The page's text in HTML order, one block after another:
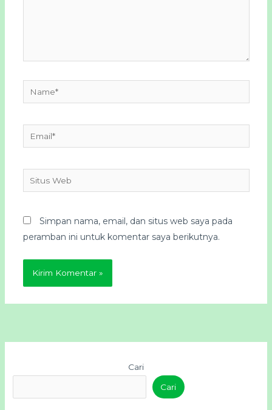
Cari
Cari
Name*
Email*
Situs
Web
Simpan nama, email, dan situs web saya pada
peramban ini untuk komentar saya berikutnya.